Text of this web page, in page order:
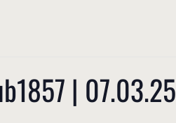
| 07.03.25